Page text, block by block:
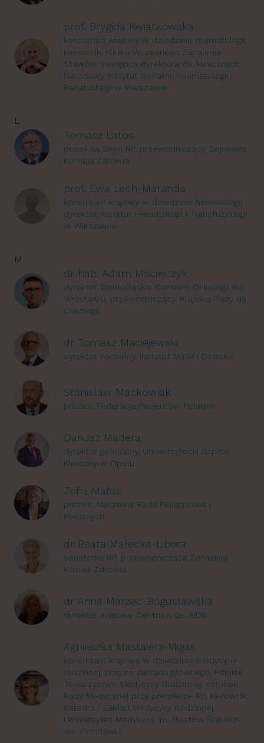
prof. Brygida Kwiatkowska
konsultant krajowy w dziedzinie reumatologii,
kierownik, Klinika Wczesnego Zapalenia
Stawów, zastępca dyrektora ds. klinicznych,
Narodowy Instytut Geriatrii, Reumatologii i
Rehabilitacji w Warszawie
L
Tomasz Latos
poseł na Sejm RP, przewodniczący, Sejmowa
Komisja Zdrowia
prof. Ewa Lech-Marańda
konsultant krajowy w dziedzinie hematologii,
dyrektor, Instytut Hematologii i Transfuzjologii
w Warszawie
M
dr hab. Adam Maciejczyk
dyrektor, Dolnośląskie Centrum Onkologii we
Wrocławiu, przewodniczący, Krajowa Rady ds.
Onkologii
dr Tomasz Maciejewski
dyrektor naczelny, Instytut Matki i Dziecka
Stanisław Maćkowiak
prezes, Federacja Pacjentów Polskich
Dariusz Madera
dyrektor generalny, Uniwersytecki Szpital
Kliniczny w Opolu
Zofia Małas
prezes, Naczelna Rada Pielęgniarek i
Położnych
dr Beata Małecka-Libera
senatorka RP, przewodnicząca Senackiej
Komisji Zdrowia
dr Anna Marzec-Bogusławska
dyrektor, Krajowe Centrum ds. AIDS
Agnieszka Mastalerz-Migas
konsultant krajowa w dziedzinie medycyny
rodzinnej, prezes zarządu głównego, Polskie
Towarzystwo Medycyny Rodzinnej, członek
Rady Medycznej przy premierze RP, kierownik,
Katedra i Zakład Medycyny Rodzinnej,
Uniwersytet Medyczny im. Piastów Śląskich
we Wrocławiu